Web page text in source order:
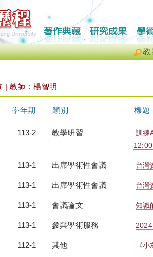
教
| 教師：楊智明
學年期 類別 標題
113-2 教學研習
訓練
113-1 出席學術性會議 台灣
113-1 出席學術性會議 台灣
113-1 會議論文 知識
113-1 參與學術服務
112-1 其他 《